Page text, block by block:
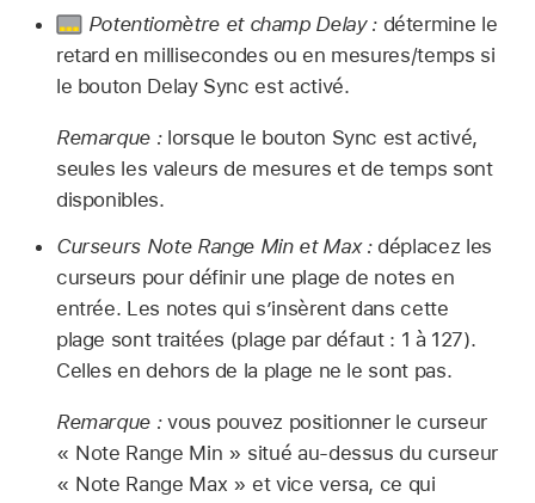
Potentiomètre et champ Delay : détermine le
retard en millisecondes ou en mesures/temps si
le bouton Delay Sync est activé.
Remarque : lorsque le bouton Sync est activé,
seules les valeurs de mesures et de temps sont
disponibles.
Curseurs Note Range Min et Max :déplacez les
curseurs pour définir une plage de notes en
entrée. Les notes qui s’insèrent dans cette
plage sont traitées (plage par défaut : 1 à 127).
Celles en dehors de la plage ne le sont pas.
Remarque : vous pouvez positionner le curseur
« Note Range Min » situé au-dessus du curseur
« Note Range Max » et vice versa, ce qui